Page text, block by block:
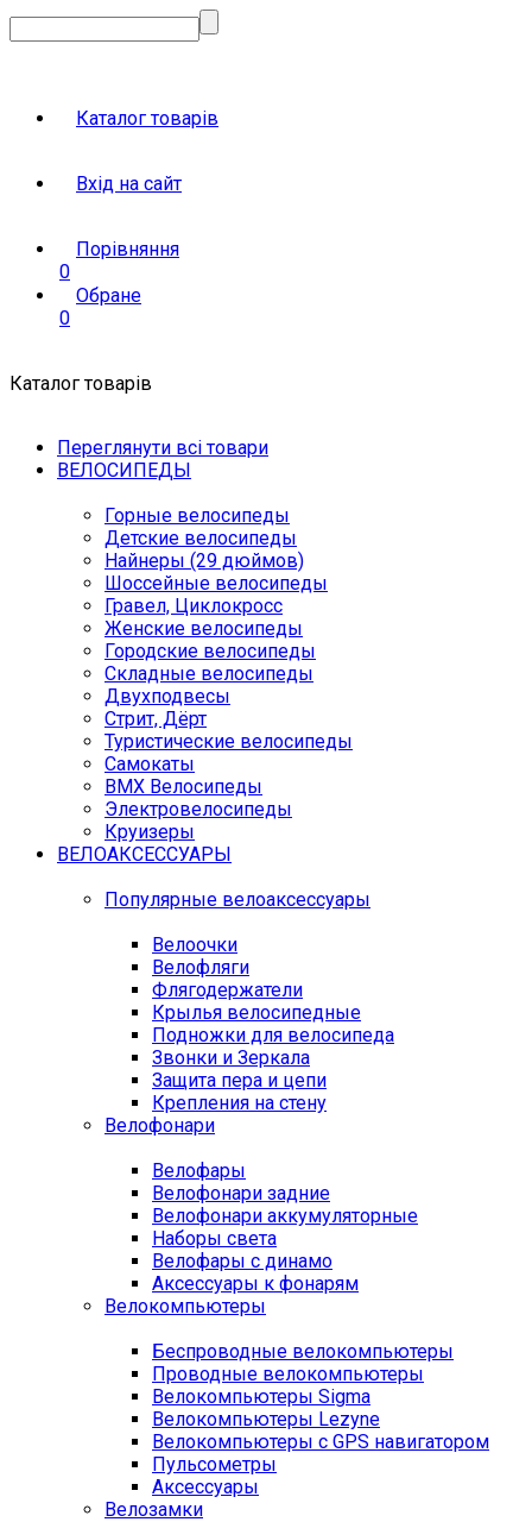
Каталог товарів
Вхід на сайт
Порівняння
0
Обране
0
Каталог товарів
Переглянути всі товари
ВЕЛОСИПЕДЫ
Горные велосипеды
Детские велосипеды
Найнеры (29 дюймов)
Шоссейные велосипеды
Гравел, Циклокросс
Женские велосипеды
Городcкие велосипеды
Складные велосипеды
Двухподвесы
Стрит, Дёрт
Туристические велосипеды
Самокаты
BMX Велосипеды
Электровелосипеды
Круизеры
ВЕЛОАКСЕССУАРЫ
Популярные велоаксессуары
Велоочки
Велофляги
Флягодержатели
Крылья велосипедные
Подножки для велосипеда
Звонки и Зеркала
Защита пера и цепи
Крепления на стену
Велофонари
Велофары
Велофонари задние
Велофонари аккумуляторные
Наборы света
Велофары с динамо
Аксессуары к фонарям
Велокомпьютеры
Беспроводные велокомпьютеры
Проводные велокомпьютеры
Велокомпьютеры Sigma
Велокомпьютеры Lezyne
Велокомпьютеры с GPS навигатором
Пульсометры
Аксессуары
Велозамки